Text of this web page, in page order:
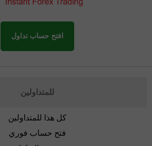
افتح حساب تداول
للمتداولين
كل هذا للمتداولين
فتح حساب فوري